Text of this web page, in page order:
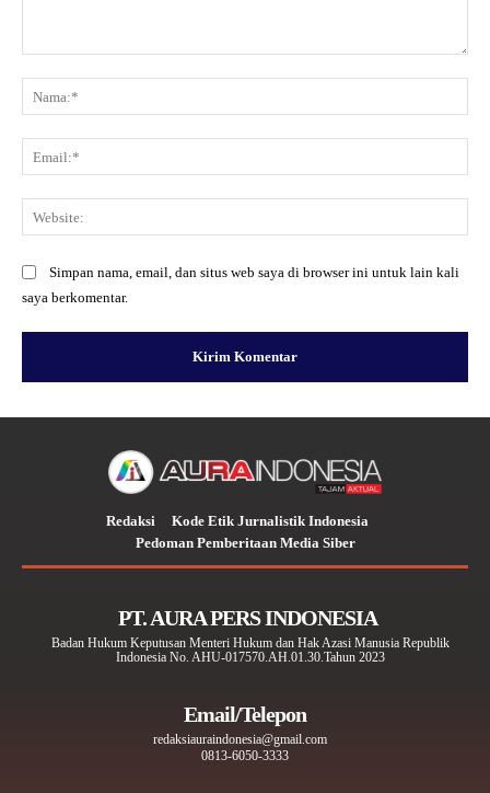
Simpan nama, email, dan situs web saya di browser ini untuk lain kali
saya berkomentar.
Redaksi
Kode Etik Jurnalistik Indonesia
Pedoman Pemberitaan Media Siber
PT. AURA PERS INDONESIA
Badan Hukum Keputusan Menteri Hukum dan Hak Azasi Manusia Republik
Indonesia No. AHU-017570.AH.01.30.Tahun 2023
Email/Telepon
redaksiauraindonesia@gmail.com
0813-6050-3333